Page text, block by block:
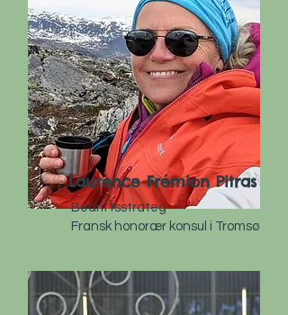
Laurence Frémion Pitras
Bedriftsstrateg
Fransk honorær konsul i Tromsø